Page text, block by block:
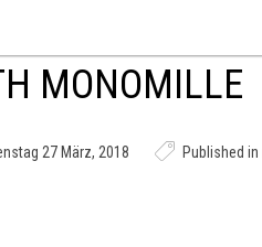
MONOMILLE
27 März, 2018 Published in